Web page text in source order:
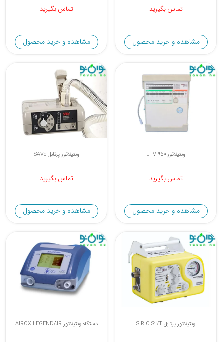
تماس بگیرید
مشاهده و خرید محصول
تماس بگیرید
مشاهده و خرید محصول
ونتیلاتور LTV 950
تماس بگیرید
مشاهده و خرید محصول
ونتیلاتور پرتابل SAVe
تماس بگیرید
مشاهده و خرید محصول
ونتیلاتور پرتابل SIRIO S2/T دستگاه ونتیلاتور AIROX LEGENDAIR